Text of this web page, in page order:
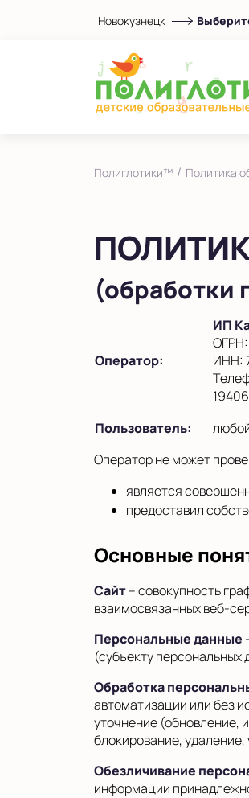
Новокузнецк
Полиглотики™ / Политика
(обработки
Оператор:
ИП
ОГРН:
ИНН:
Пользователь:
Оператор не может
является
предоставил
Основные
Сайт– совокупность
взаимосвязанных веб-
Персональные данные
(субъекту персональных
Обработка
автоматизации или без
уточнение (обновление,
блокирование,
Обезличивание
информации